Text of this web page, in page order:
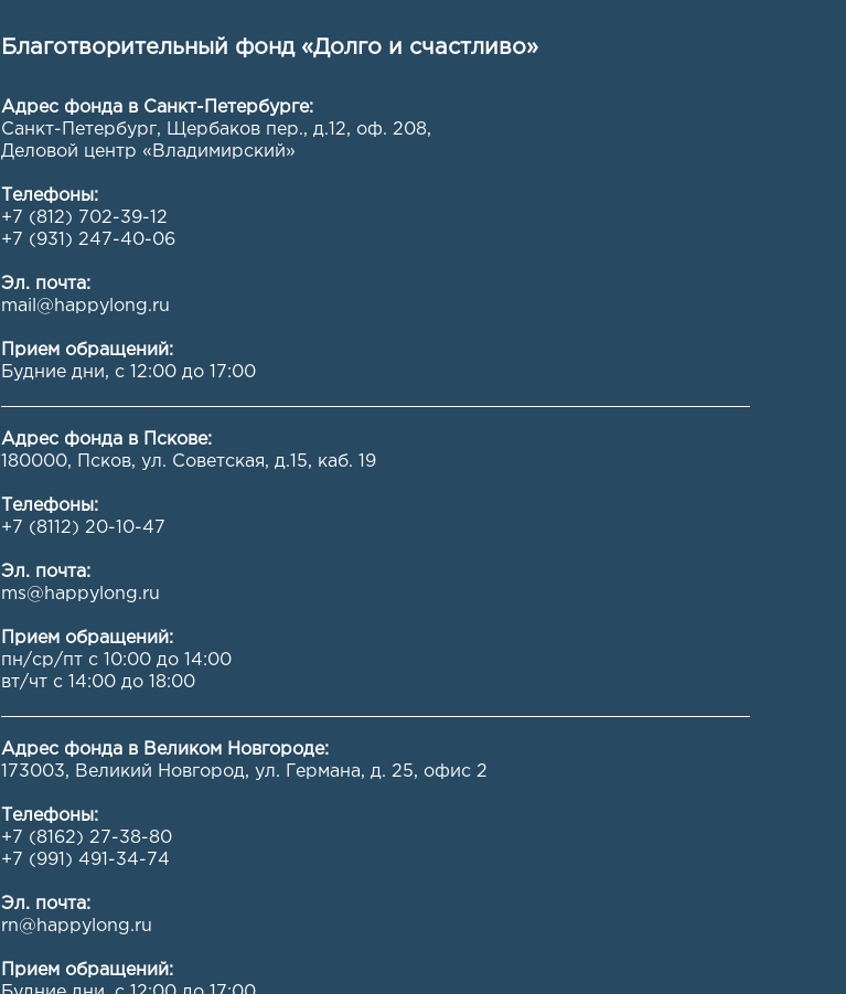
Благотворительный фонд «Долго и счастливо»
Адрес фонда в Санкт-Петербурге:
Санкт-Петербург, Щербаков пер., д.12, оф. 208,
Деловой центр «Владимирский»
Телефоны:
+7 (812) 702-39-12
+7 (931) 247-40-06
Эл. почта:
mail@happylong.ru
Прием обращений:
Будние дни, с 12:00 до 17:00
Адрес фонда в Пскове:
180000, Псков, ул. Советская, д.15, каб. 19
Телефоны:
+7 (8112) 20-10-47
Эл. почта:
ms@happylong.ru
Прием обращений:
пн/ср/пт с 10:00 до 14:00
вт/чт с 14:00 до 18:00
Адрес фонда в Великом Новгороде:
173003, Великий Новгород, ул. Германа, д. 25, офис 2
Телефоны:
+7 (8162) 27-38-80
+7 (991) 491-34-74
Эл. почта:
rn@happylong.ru
Прием обращений: